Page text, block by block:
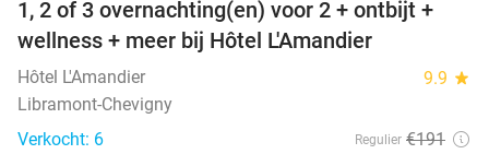
32%
TODAY
1, 2 of 3 overnachting(en) voor 2 + ontbijt +
wellness + meer bij Hôtel L'Amandier
Hôtel L'Amandier 9.9 star
Libramont-Chevigny
Verkocht: 6
Regulier €191